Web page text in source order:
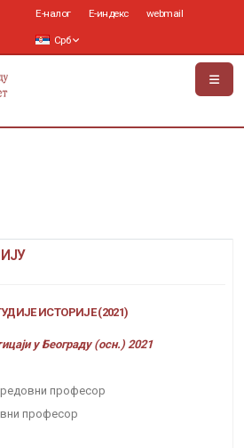
Е-налог Е-индекс webmail
Срб
ИСТОРИЈЕ (2021)
у Београду (осн.) 2021
професор
професор